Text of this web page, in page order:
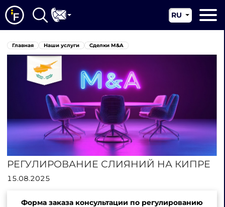
О нас
Наши услуги
Новости
Юрисдикции
Контакты
RU
EN
Главная Наши услуги Сделки M&A
РЕГУЛИРОВАНИЕ СЛИЯНИЙ НА КИПРЕ
15.08.2025
Форма заказа консультации по регулированию